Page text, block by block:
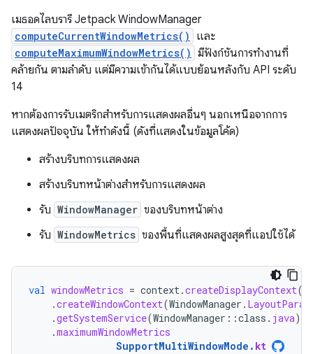
เมธอดไลบรารี Jetpack WindowManager
computeCurrentWindowMetrics() และ
computeMaximumWindowMetrics() มีฟังก์ชันการทำงานที่
คล้ายกัน ตามลำดับ แต่มีความเข้ากันได้แบบย้อนหลังกับ API ระดับ
14
หากต้องการรับเมตริกสําหรับการแสดงผลอื่นๆ นอกเหนือจากการ
แสดงผลปัจจุบัน ให้ทําดังนี้ (ดังที่แสดงในข้อมูลโค้ด)
สร้างบริบทการแสดงผล
สร้างบริบทหน้าต่างสำหรับการแสดงผล
รับ WindowManager ของบริบทหน้าต่าง
รับ WindowMetrics ของพื้นที่แสดงผลสูงสุดที่แอปใช้ได้
val windowMetrics = context.createDisplayContext(
.createWindowContext(WindowManager .
.getSystemService(WindowManager ::class . java)
.maximumWindowMetrics
SupportMultiWindowMode . kt